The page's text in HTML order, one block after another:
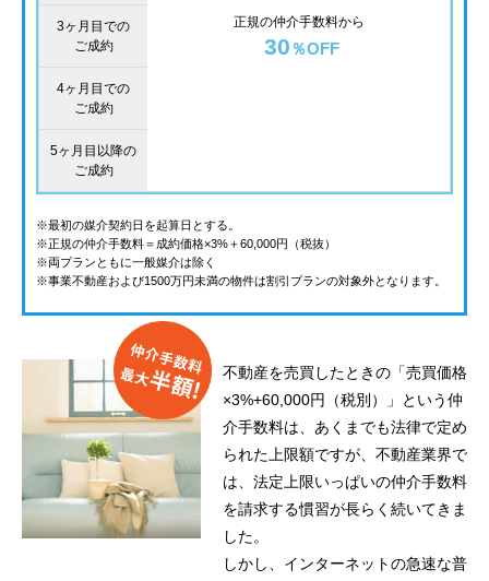
正規の仲介手数料から
30 ％OFF
3ヶ月目での
ご成約
4ヶ月目での
ご成約
5ヶ月目以降の
ご成約
※最初の媒介契約日を起算日とする。
※正規の仲介手数料＝成約価格×3%＋60,000円（税抜）
※両プランともに一般媒介は除く
※事業不動産および1500万円未満の物件は割引プランの対象外となります。
不動産を売買したときの「売買価格
×3%+60,000円（税別）」という仲
介手数料は、あくまでも法律で定め
られた上限額ですが、不動産業界で
は、法定上限いっぱいの仲介手数料
を請求する慣習が長らく続いてきま
した。
しかし、インターネットの急速な普